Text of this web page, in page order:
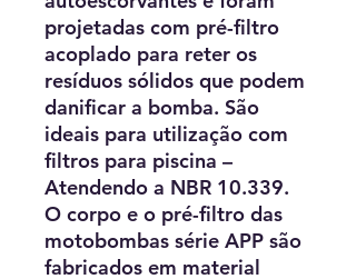
projetadas com pré-filtro
acoplado para reter os
resíduos sólidos que podem
danificar a bomba. São
ideais para utilização com
filtros para piscina –
Atendendo a NBR 10.339.
O corpo e o pré-filtro das
motobombas série APP são
fabricados em material